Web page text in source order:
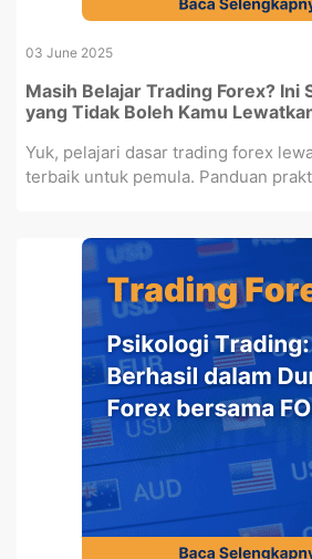
03 June 2025
Masih Belajar Trading Forex? Ini
yang Tidak Boleh Kamu
Yuk, pelajari dasar trading forex
terbaik untuk pemula. Panduan